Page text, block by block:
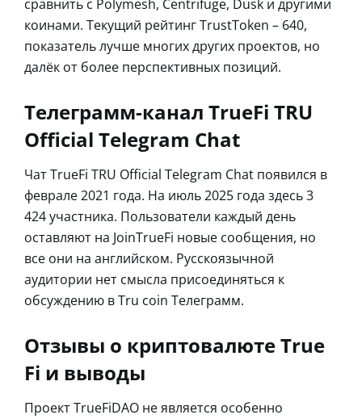
сравнить с Polymesh, Centrifuge, Dusk и другими
коинами. Текущий рейтинг TrustToken – 640,
показатель лучше многих других проектов, но
далёк от более перспективных позиций.
Телеграмм-канал TrueFi TRU
Official Telegram Chat
Чат TrueFi TRU Official Telegram Chat появился в
феврале 2021 года. На июль 2025 года здесь 3
424 участника. Пользователи каждый день
оставляют на JoinTrueFi новые сообщения, но
все они на английском. Русскоязычной
аудитории нет смысла присоединяться к
обсуждению в Tru coin Телеграмм.
Отзывы о криптовалюте True
Fi и выводы
Проект TrueFiDAO не является особенно